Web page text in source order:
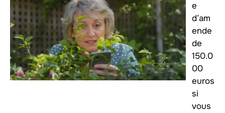
e
d’am
ende
de
150.0
00
euros
si
vous